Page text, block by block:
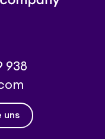
938
uns